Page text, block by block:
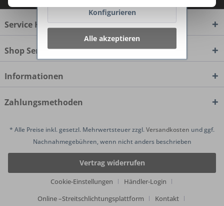
Service Hotline
Shop Service
Informationen
Zahlungsmethoden
* Alle Preise inkl. gesetzl. Mehrwertsteuer zzgl.Versandkosten und ggf.
Nachnahmegebühren, wenn nicht anders beschrieben
Vertrag widerrufen
Cookie-Einstellungen
Händler-Login
Online –Streitschlichtungsplattform
Kontakt
Konfigurieren
Alle akzeptieren